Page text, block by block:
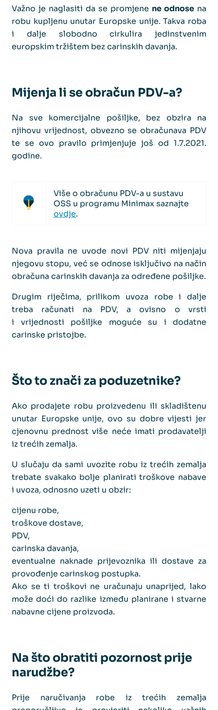
Važno je naglasiti da se promjene ne odnose na
robu kupljenu unutar Europske unije. Takva roba
i dalje slobodno cirkulira jedinstvenim
europskim tržištem bez carinskih davanja.
Mijenja li se obračun PDV-a?
Na sve komercijalne pošiljke, bez obzira na
njihovu vrijednost, obvezno se obračunava PDV
te se ovo pravilo primjenjuje još od 1.7.2021.
godine.
Više o obračunu PDV-a u sustavu
OSS u programu Minimax saznajte
ovdje.
Nova pravila ne uvode novi PDV niti mijenjaju
njegovu stopu, već se odnose isključivo na način
obračuna carinskih davanja za određene pošiljke.
Drugim riječima, prilikom uvoza robe i dalje
treba računati na PDV, a ovisno o vrsti
i vrijednosti pošiljke moguće su i dodatne
carinske pristojbe.
Što to znači za poduzetnike?
Ako prodajete robu proizvedenu ili skladištenu
unutar Europske unije, ovo su dobre vijesti jer
cjenovnu prednost više neće imati prodavatelji
iz trećih zemalja.
U slučaju da sami uvozite robu iz trećih zemalja
trebate svakako bolje planirati troškove nabave
i uvoza, odnosno uzeti u obzir:
cijenu robe,
troškove dostave,
PDV,
carinska davanja,
eventualne naknade prijevoznika ili dostave za
provođenje carinskog postupka.
Ako se ti troškovi ne uračunaju unaprijed, lako
može doći do razlike između planirane i stvarne
nabavne cijene proizvoda.
Na što obratiti pozornost prije
narudžbe?
Prije naručivanja robe iz trećih zemalja